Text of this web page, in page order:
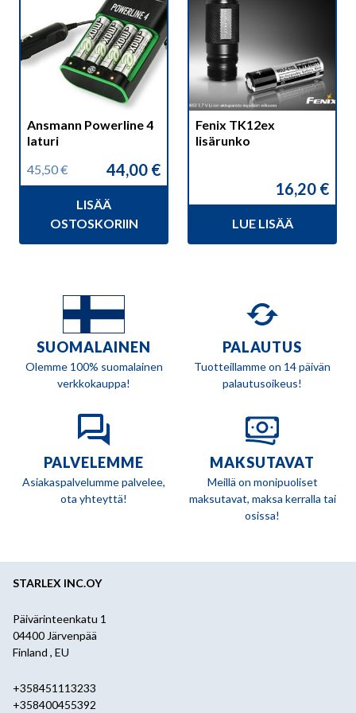
Ansmann Powerline 4
laturi
45,50€
Alkuperäinen
45,50 €.
44,00 €
Nykyinen
44,00 €.
LISÄÄ
OSTOSKORIIN
Fenix TK12ex
lisärunko
16,20 €
LUE LISÄÄ
SUOMALAINEN
Olemme 100% suomalainen
verkkokauppa!
PALAUTUS
Tuotteillamme on 14 päivän
palautusoikeus!
PALVELEMME
Asiakaspalvelumme palvelee,
ota yhteyttä!
MAKSUTAVAT
Meillä on monipuoliset
maksutavat, maksa kerralla tai
osissa!
STARLEX INC.OY
Päivärinteenkatu 1
04400 Järvenpää
Finland , EU
+358451113233
+358400455392